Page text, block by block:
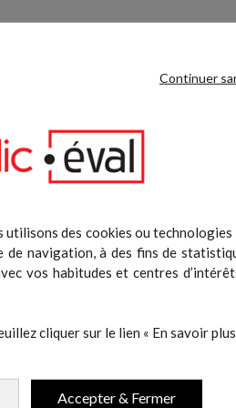
Continuer
des cookies ou
de navigation, à des fins de
vos habitudes et centres
cliquer sur le lien « En savoir plus
Accepter & Fermer
en acier, sangles de traction des
EVOLUTION répondent à
les plus avertis. Transmission de
en standard), et de demander à ce